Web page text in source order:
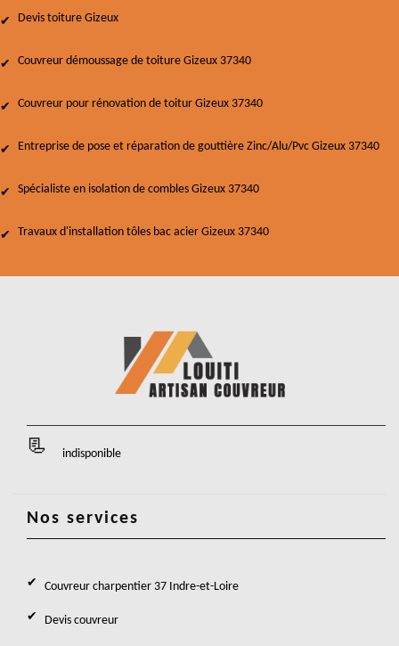
Devis toiture Gizeux
Couvreur démoussage de toiture Gizeux 37340
Couvreur pour rénovation de toitur Gizeux 37340
Entreprise de pose et réparation de gouttière Zinc/Alu/Pvc Gizeux 37340
Spécialiste en isolation de combles Gizeux 37340
Travaux d'installation tôles bac acier Gizeux 37340
indisponible
Nos services
Couvreur charpentier 37 Indre-et-Loire
Devis couvreur